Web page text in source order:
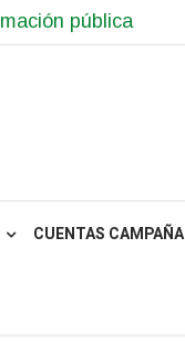
pública
CUENTAS CAMPAÑA